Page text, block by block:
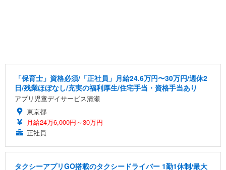
「保育士」資格必須/「正社員」月給24.6万円〜30万円/週休2
日/残業ほぼなし/充実の福利厚生/住宅手当・資格手当あり
アプリ児童デイサービス清瀬
東京都
月給24万6,000円～30万円
正社員
タクシーアプリGO搭載のタクシードライバー 1勤1休制/最大